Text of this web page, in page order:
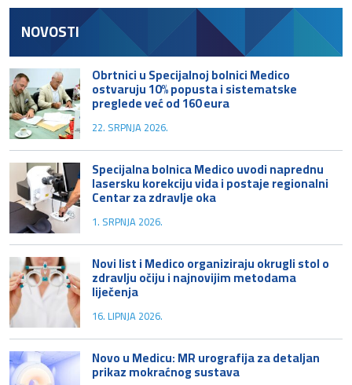
NOVOSTI
Obrtnici u Specijalnoj bolnici Medico
ostvaruju 10% popusta i sistematske
preglede već od 160 eura
22. SRPNJA 2026.
Specijalna bolnica Medico uvodi naprednu
lasersku korekciju vida i postaje regionalni
Centar za zdravlje oka
1. SRPNJA 2026.
Novi list i Medico organiziraju okrugli stol o
zdravlju očiju i najnovijim metodama
liječenja
16. LIPNJA 2026.
Novo u Medicu: MR urografija za detaljan
prikaz mokraćnog sustava